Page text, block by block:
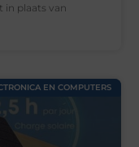
in plaats van
EN COMPUTERS